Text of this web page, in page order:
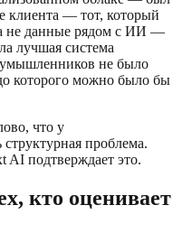
клиента — тот, который
не данные рядом с ИИ —
лучшая система
не было
которого можно было бы
что у
проблема.
AI подтверждает это.
кто оценивает